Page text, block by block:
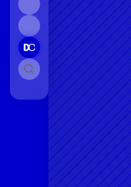
Contato
Instagram
Pesquisar